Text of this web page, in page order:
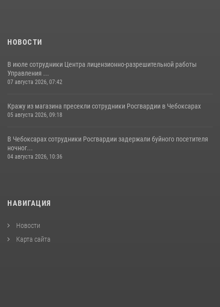
НОВОСТИ
В июле сотрудники Центра лицензионно-разрешительной работы
Управления ...
07 августа 2026, 07:42
Кражу из магазина пресекли сотрудники Росгвардии в Чебоксарах
05 августа 2026, 09:18
В Чебоксарах сотрудники Росгвардии задержали буйного посетителя
ночног...
04 августа 2026, 10:36
НАВИГАЦИЯ
Новости
Карта сайта